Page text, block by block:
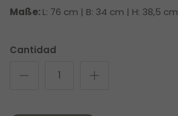
Maße:L: 76 cm | B: 34 cm | H: 38,5 cm
Cantidad